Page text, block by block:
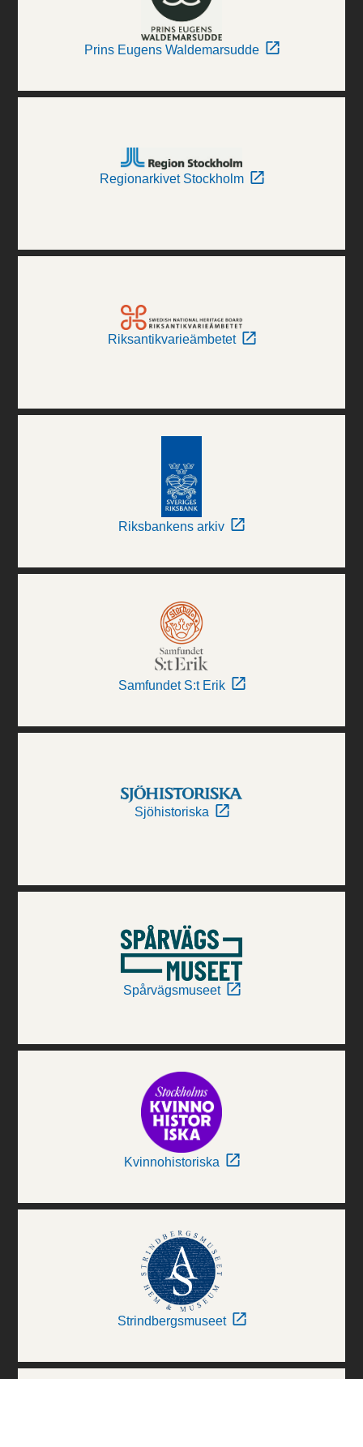
Prins Eugens Waldemarsudde
Regionarkivet Stockholm
Riksantikvarieämbetet
Riksbankens arkiv
Samfundet S:t Erik
Sjöhistoriska
Spårvägsmuseet
Kvinnohistoriska
Strindbergsmuseet